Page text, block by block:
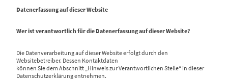
Datenerfassung auf dieser Website
Wer ist verantwortlich für die Datenerfassung auf dieser Website?
Die Datenverarbeitung auf dieser Website erfolgt durch den
Websitebetreiber. Dessen Kontaktdaten
können Sie dem Abschnitt „Hinweis zur Verantwortlichen Stelle“ in dieser
Datenschutzerklärung entnehmen.